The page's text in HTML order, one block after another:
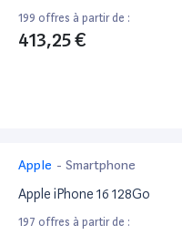
199 offres à partir de :
413,25 €
Apple - Smartphone
Apple iPhone 16 128Go
197 offres à partir de :